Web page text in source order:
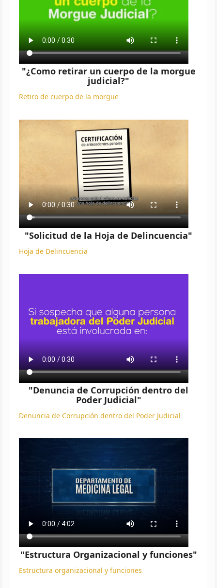
"¿Como retirar un cuerpo de la morgue
judicial?"
Retiro de cuerpo de la morgue
"Solicitud de la Hoja de Delincuencia"
Hoja de Delincuencia
"Denuncia de Corrupción dentro del
Poder Judicial"
Denuncia de Corrupción dentro del Poder Judicial
"Estructura Organizacional y funciones"
Estructura organizacional y funciones